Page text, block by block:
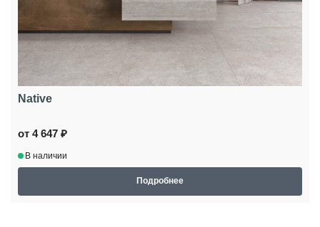
Native
от 4 647 ₽
В наличии
Подробнее